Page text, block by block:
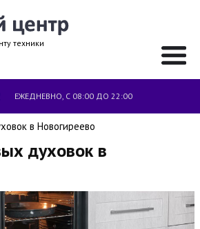
техники
ЕЖЕДНЕВНО, С 08:00 ДО 22:00
в Новогиреево
духовок в